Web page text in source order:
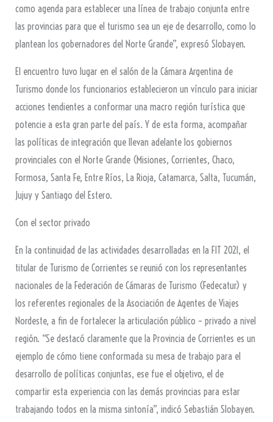
como agenda para establecer una línea de trabajo conjunta entre
las provincias para que el turismo sea un eje de desarrollo, como lo
plantean los gobernadores del Norte Grande”, expresó Slobayen.
El encuentro tuvo lugar en el salón de la Cámara Argentina de
Turismo donde los funcionarios establecieron un vínculo para iniciar
acciones tendientes a conformar una macro región turística que
potencie a esta gran parte del país. Y de esta forma, acompañar
las políticas de integración que llevan adelante los gobiernos
provinciales con el Norte Grande (Misiones, Corrientes, Chaco,
Formosa, Santa Fe, Entre Ríos, La Rioja, Catamarca, Salta, Tucumán,
Jujuy y Santiago del Estero.
Con el sector privado
En la continuidad de las actividades desarrolladas en la FIT 2021, el
titular de Turismo de Corrientes se reunió con los representantes
nacionales de la Federación de Cámaras de Turismo (Fedecatur) y
los referentes regionales de la Asociación de Agentes de Viajes
Nordeste, a fin de fortalecer la articulación público – privado a nivel
región. “Se destacó claramente que la Provincia de Corrientes es un
ejemplo de cómo tiene conformada su mesa de trabajo para el
desarrollo de políticas conjuntas, ese fue el objetivo, el de
compartir esta experiencia con las demás provincias para estar
trabajando todos en la misma sintonía”, indicó Sebastián Slobayen.